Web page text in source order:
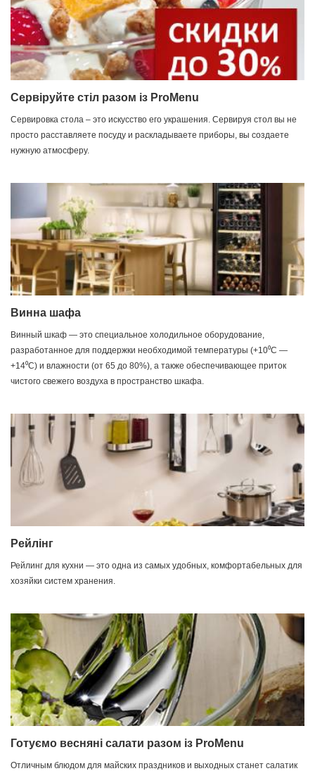
Сервіруйте стіл разом із ProMenu
Сервировка стола – это искусство его украшения. Сервируя стол вы не
просто расставляете посуду и раскладываете приборы, вы создаете
нужную атмосферу.
Винна шафа
Винный шкаф — это специальное холодильное оборудование,
разработанное для поддержки необходимой температуры (+10⁰С —
+14⁰С) и влажности (от 65 до 80%), а также обеспечивающее приток
чистого свежего воздуха в пространство шкафа.
Рейлінг
Рейлинг для кухни — это одна из самых удобных, комфортабельных для
хозяйки систем хранения.
Готуємо весняні салати разом із ProMenu
Отличным блюдом для майских праздников и выходных станет салатик